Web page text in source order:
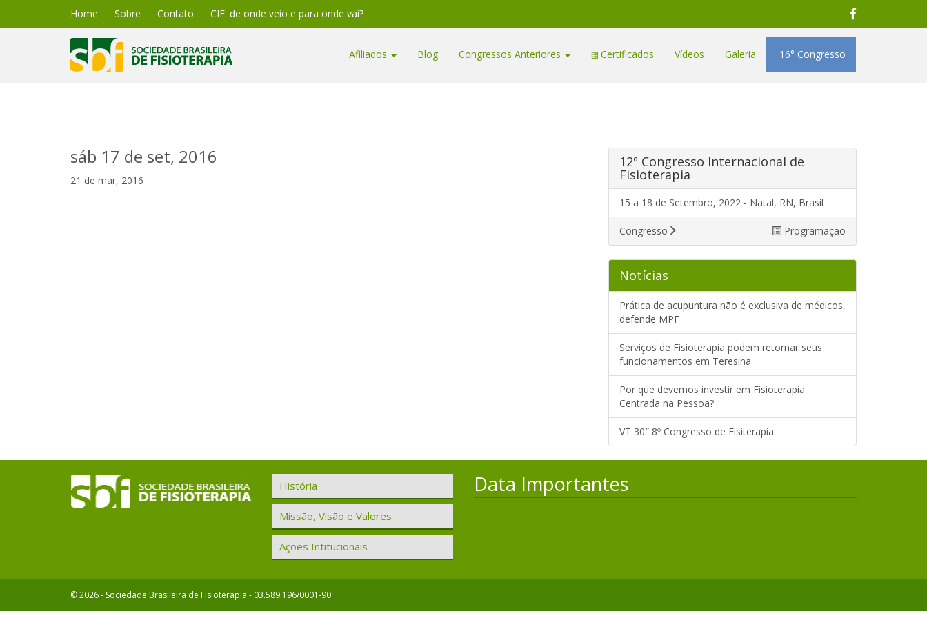
Home Sobre Contato CIF: de onde veio e para onde vai?
Afiliados Blog Congressos Anteriores Certificados Vídeos Galeria 16° Congresso
sáb 17 de set, 2016
21 de mar, 2016
12º Congresso Internacional de
Fisioterapia
15 a 18 de Setembro, 2022 - Natal, RN, Brasil
Congresso Programação
Notícias
Prática de acupuntura não é exclusiva de médicos,
defende MPF
Serviços de Fisioterapia podem retornar seus
funcionamentos em Teresina
Por que devemos investir em Fisioterapia
Centrada na Pessoa?
VT 30″ 8º Congresso de Fisiterapia
História
Missão, Visão e Valores
Ações Intitucionais
Data Importantes
© 2026 - Sociedade Brasileira de Fisioterapia - 03.589.196/0001-90